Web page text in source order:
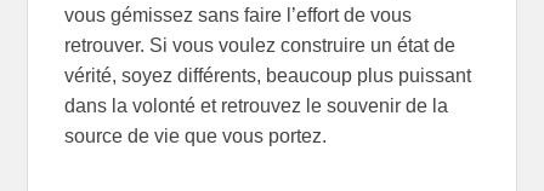
vous gémissez sans faire l’effort de vous
retrouver. Si vous voulez construire un état de
vérité, soyez différents, beaucoup plus puissant
dans la volonté et retrouvez le souvenir de la
source de vie que vous portez.